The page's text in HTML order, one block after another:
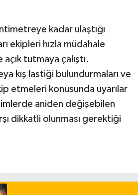
kadar ulaştığı
ekipleri hızla müdahale
tutmaya çalıştı.
kış lastiği bulundurmaları ve
etmeleri konusunda uyarılar
aniden değişebilen
dikkatli olunması gerektiği